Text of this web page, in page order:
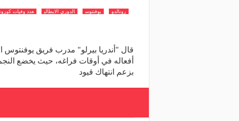
رونالدو يوفنتوس الدوري الايطالي عدد وفيات
قال "أندريا بيرلو" مدرب فريق يوفنتوس
أفعاله في أوقات فراغه، حيث يخضع
بزعم انتهاك قيود